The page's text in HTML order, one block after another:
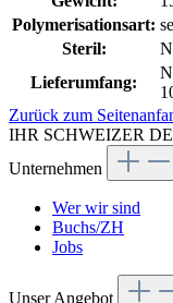
Polymerisationsart:
Steril:
Lieferumfang:
Zurück zum
IHR SCHWEIZER
Unternehmen
Wer wir sind
Buchs/ZH
Jobs
Unser Angebot